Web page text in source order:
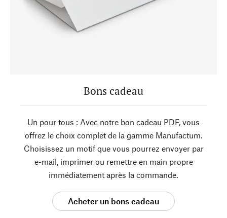
Bons cadeau
Un pour tous : Avec notre bon cadeau PDF, vous
offrez le choix complet de la gamme Manufactum.
Choisissez un motif que vous pourrez envoyer par
e-mail, imprimer ou remettre en main propre
immédiatement après la commande.
Acheter un bons cadeau